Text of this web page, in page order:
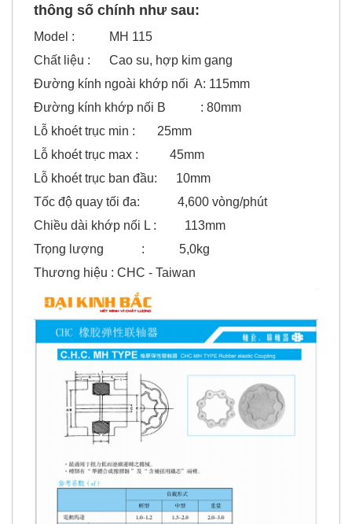
Model : MH 115
Chất liệu : Cao su, hợp kim gang
Đường kính ngoài khớp nối A: 115mm
Đường kính khớp nối B : 80mm
Lỗ khoét trục min : 25mm
Lỗ khoét trục max : 45mm
Lỗ khoét trục ban đầu: 10mm
Tốc độ quay tối đa: 4,600 vòng/phút
Chiều dài khớp nối L : 113mm
Trọng lượng : 5,0kg
Thương hiệu : CHC - Taiwan